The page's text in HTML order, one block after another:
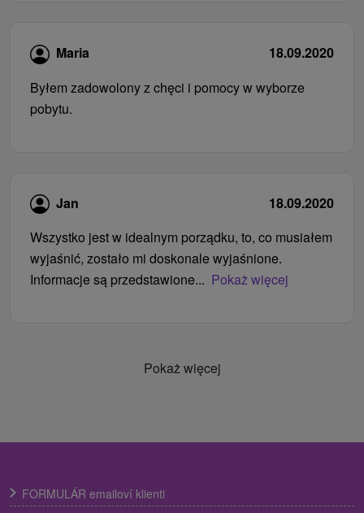
Maria
18.09.2020
Byłem zadowolony z chęci i pomocy w wyborze
pobytu.
Jan
18.09.2020
Wszystko jest w idealnym porządku, to, co musiałem
wyjaśnić, zostało mi doskonale wyjaśnione.
Informacje są przedstawione... Pokaż więcej
Pokaż więcej
FORMULÁR emailoví klienti